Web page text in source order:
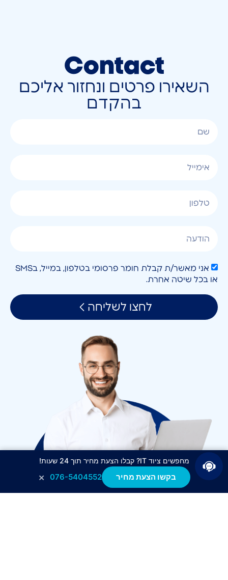
Contact
השאירו פרטים ונחזור אליכם
בהקדם
אני מאשר/ת קבלת חומר פרסומי בטלפון, במייל, בSMS
או בכל שיטה אחרת.
לחצו לשליחה
מחפשים ציוד IT? קבלו הצעת מחיר תוך 24 שעות!
בקשו הצעת מחיר 076-5404552
×